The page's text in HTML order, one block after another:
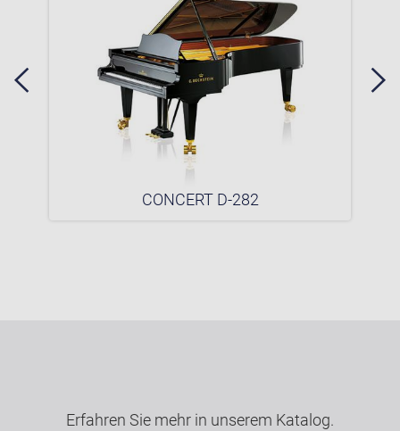
CONCERT D-282
Erfahren Sie mehr in unserem Katalog.